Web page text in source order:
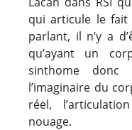
qui articule le fait
parlant, il n’y a
qu’ayant un
sinthome donc
l’imaginaire du
réel,
nouage.